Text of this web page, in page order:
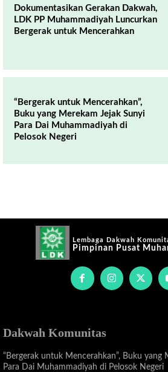
Dokumentasikan Gerakan Dakwah,
LDK PP Muhammadiyah Luncurkan
Bergerak untuk Mencerahkan
“Bergerak untuk Mencerahkan”,
Buku yang Merekam Jejak Sunyi
Para Dai Muhammadiyah di
Pelosok Negeri
Lembaga Dakwah
Pimpinan Pusat
Dakwah Komunitas
“Bergerak untuk Mencerahkan”, Buku yang
Para Dai Muhammadiyah di Pelosok Negeri